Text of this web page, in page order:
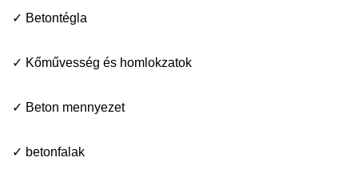
✓ Betontégla
✓ Kőművesség és homlokzatok
✓ Beton mennyezet
✓ betonfalak